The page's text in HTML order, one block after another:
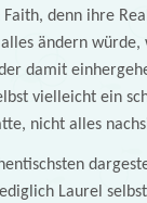
denn ihre
ändern
damit
vielleicht ein
nicht alles
Laurel